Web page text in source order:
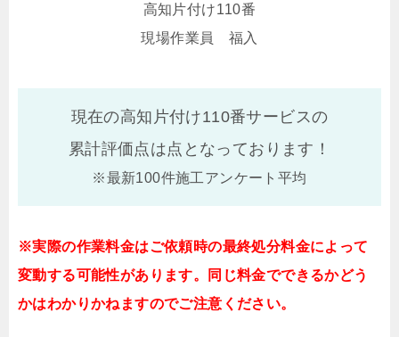
高知片付け110番
現場作業員 福入
現在の高知片付け110番サービスの
累計評価点は点となっております！
※最新100件施工アンケート平均
※実際の作業料金はご依頼時の最終処分料金によって
変動する可能性があります。同じ料金でできるかどう
かはわかりかねますのでご注意ください。